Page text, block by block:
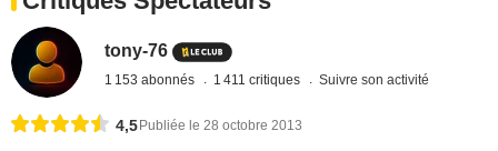
tony-76
1 153 abonnés 1 411 critiques Suivre son activité
4,5 Publiée le 28 octobre 2013